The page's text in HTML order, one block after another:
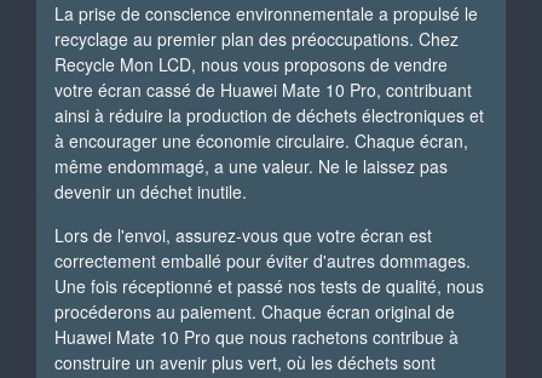
La prise de conscience environnementale a propulsé le
recyclage au premier plan des préoccupations. Chez
Recycle Mon LCD, nous vous proposons de vendre
votre écran cassé de Huawei Mate 10 Pro, contribuant
ainsi à réduire la production de déchets électroniques et
à encourager une économie circulaire. Chaque écran,
même endommagé, a une valeur. Ne le laissez pas
devenir un déchet inutile.
Lors de l'envoi, assurez-vous que votre écran est
correctement emballé pour éviter d'autres dommages.
Une fois réceptionné et passé nos tests de qualité, nous
procéderons au paiement. Chaque écran original de
Huawei Mate 10 Pro que nous rachetons contribue à
construire un avenir plus vert, où les déchets sont